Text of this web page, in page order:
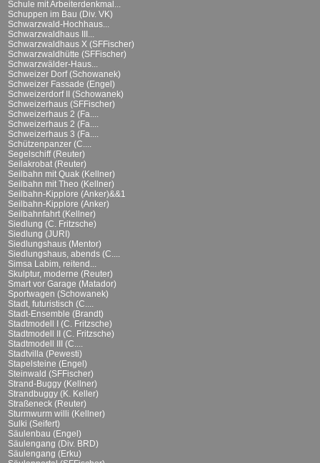
Schule mit Arbeiterdenkmal...
Schuppen im Bau (Div. VK)
Schwarzwald-Hochhaus...
Schwarzwaldhaus III...
Schwarzwaldhaus X (SFFischer)
Schwarzwaldhütte (SFFischer)
Schwarzwälder-Haus...
Schweizer Dorf (Schowanek)
Schweizer Fassade (Engel)
Schweizerdorf II (Schowanek)
Schweizerhaus (SFFischer)
Schweizerhaus 2 (Fa....
Schweizerhaus 2 (Fa....
Schweizerhaus 3 (Fa....
Schützenpanzer (C....
Segelschiff (Reuter)
Seilakrobat (Reuter)
Seilbahn mit Quak (Kellner)
Seilbahn mit Theo (Kellner)
Seilbahn-Kipplore (Anker)&&1
Seilbahn-Kipplore (Anker)
Seilbahnfahrt (Kellner)
Siedlung (C. Fritzsche)
Siedlung (JURI)
Siedlungshaus (Mentor)
Siedlungshaus, abends (C....
Simsa Labim, reitend...
Skulptur, moderne (Reuter)
Smart vor Garage (Matador)
Sportwagen (Schowanek)
Stadt, futuristisch (C....
Stadt-Ensemble (Brandt)
Stadtmodell I (C. Fritzsche)
Stadtmodell II (C. Fritzsche)
Stadtmodell III (C....
Stadtvilla (Pewesti)
Stapelsteine (Engel)
Steinwald (SFFischer)
Strand-Buggy (Kellner)
Strandbuggy (K. Keller)
Straßeneck (Reuter)
Sturmwurm willi (Kellner)
Sulki (Seifert)
Säulenbau (Engel)
Säulengang (Div. BRD)
Säulengang (Erku)